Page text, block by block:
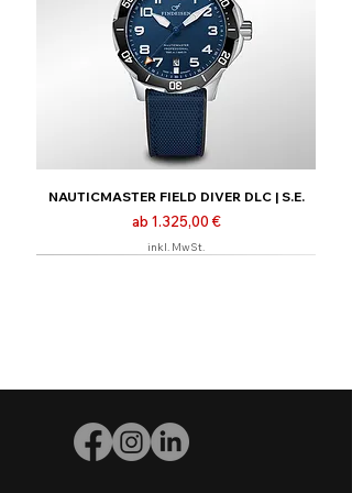
NAUTICMASTER FIELD DIVER DLC | S.E.
ab 1.325,00 €
Sale-Preis
inkl. MwSt.